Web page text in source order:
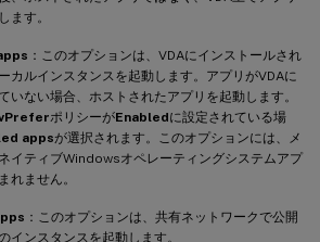
ます。
：このオプションは、VDAにインストールされ
カルインスタンスを起動します。アプリがVDAに
いない場合、ホストされたアプリを起動します。
ポリシーがEnabledに設定されている場
appsが選択されます。このオプションには、メ
イティブWindowsオペレーティングシステムアプ
れません。
：このオプションは、共有ネットワークで公開
インスタンスを起動します。